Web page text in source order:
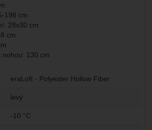
198 cm
28x30 cm
cm
nohou: 130 cm
eraLoft - Polyester Hollow Fiber
levý
-10 °C